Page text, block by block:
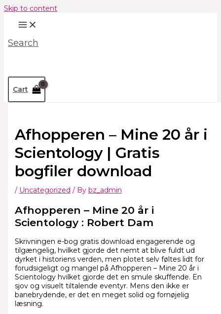
Skip to content
Search
Cart
Afhopperen – Mine 20 år i
Scientology | Gratis
bogfiler download
/ Uncategorized / By bz_admin
Afhopperen – Mine 20 år i
Scientology : Robert Dam
Skrivningen e-bog gratis download engagerende og
tilgængelig, hvilket gjorde det nemt at blive fuldt ud
dyrket i historiens verden, men plotet selv føltes lidt for
forudsigeligt og mangel på Afhopperen – Mine 20 år i
Scientology hvilket gjorde det en smule skuffende. En
sjov og visuelt tiltalende eventyr. Mens den ikke er
banebrydende, er det en meget solid og fornøjelig
læsning.